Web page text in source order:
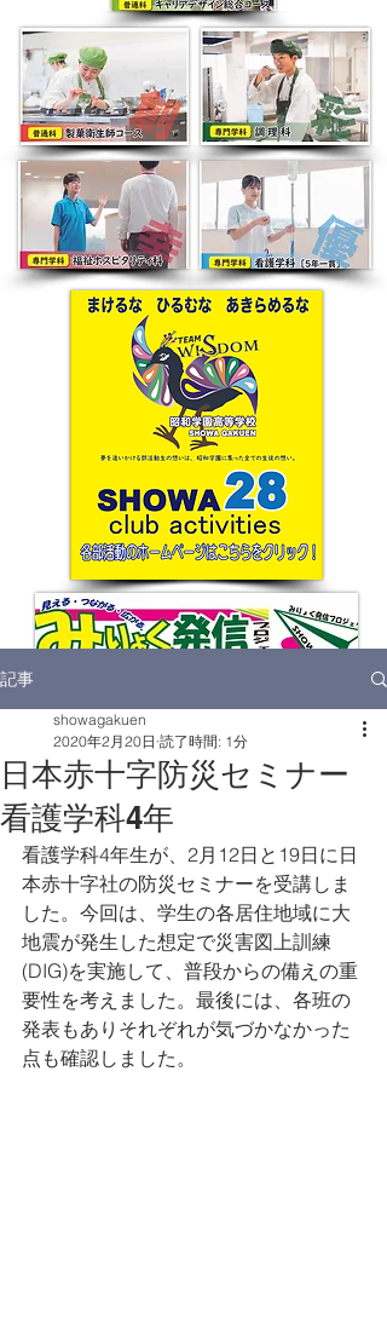
記事
日本赤十字防災セミナー
看護学科4年
showagakuen
2020年2月20日 読了時間: 1分
看護学科4年生が、2月12日と19日に日
本赤十字社の防災セミナーを受講しま
した。今回は、学生の各居住地域に大
地震が発生した想定で災害図上訓練
(DIG)を実施して、普段からの備えの重
要性を考えました。最後には、各班の
発表もありそれぞれが気づかなかった
点も確認しました。